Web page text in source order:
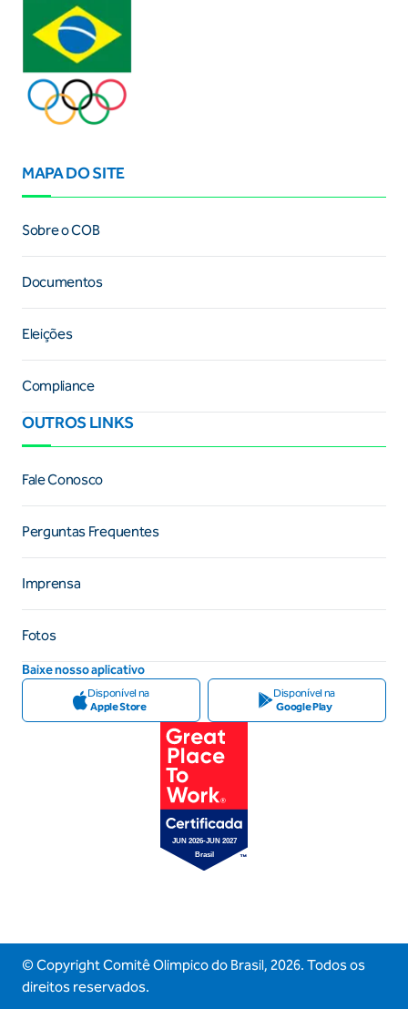
MAPA DO SITE
Sobre o COB
Documentos
Eleições
Compliance
OUTROS LINKS
Fale Conosco
Perguntas Frequentes
Imprensa
Fotos
Baixe nosso aplicativo
Disponível na
Apple Store
Disponível na
Google Play
© Copyright Comitê Olimpico do Brasil, 2026. Todos os
direitos reservados.